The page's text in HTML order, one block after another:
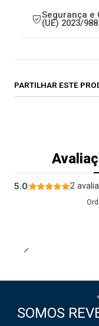
Segurança e
(UE) 2023/988
PARTILHAR ESTE
5.0 2
-
SOMOS